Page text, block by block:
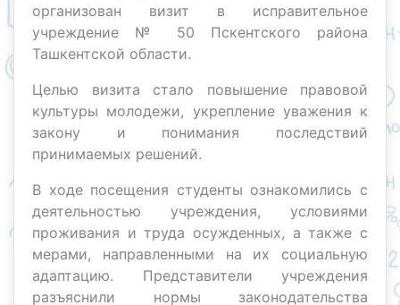
организован визит в исправительное
учреждение № 50 Пскентского района
Ташкентской области.
Целью визита стало повышение правовой
культуры молодежи, укрепление уважения к
закону и понимания последствий
принимаемых решений.
В ходе посещения студенты ознакомились с
деятельностью учреждения, условиями
проживания и труда осужденных, а также с
мерами, направленными на их социальную
адаптацию. Представители учреждения
разъяснили нормы законодательства